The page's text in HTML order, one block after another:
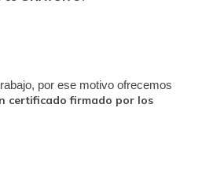
certificado firmado por los